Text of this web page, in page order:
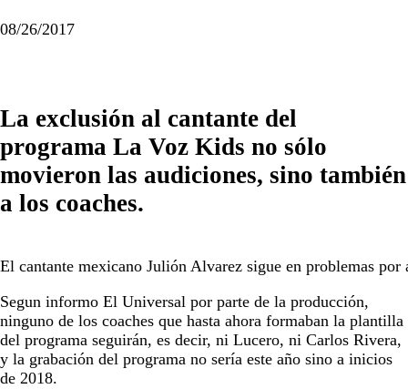
08/26/2017
La exclusión al cantante del
programa La Voz Kids no sólo
movieron las audiciones, sino también
a los coaches.
El cantante mexicano Julión Alvarez sigue en problemas por
Segun informo El Universal por parte de la producción,
ninguno de los coaches que hasta ahora formaban la plantilla
del programa seguirán, es decir, ni Lucero, ni Carlos Rivera,
y la grabación del programa no sería este año sino a inicios
de 2018.